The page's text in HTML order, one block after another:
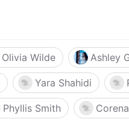
Olivia Wilde Ashley
Yara Shahidi
Phyllis Smith